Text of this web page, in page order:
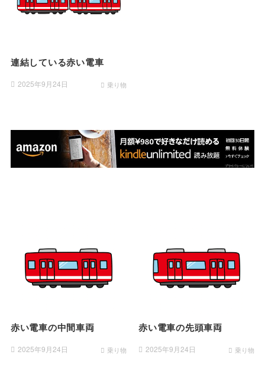
連結している赤い電車
2025年9月24日 乗り物
赤い電車の中間車両
2025年9月24日 乗り物
赤い電車の先頭車両
2025年9月24日 乗り物